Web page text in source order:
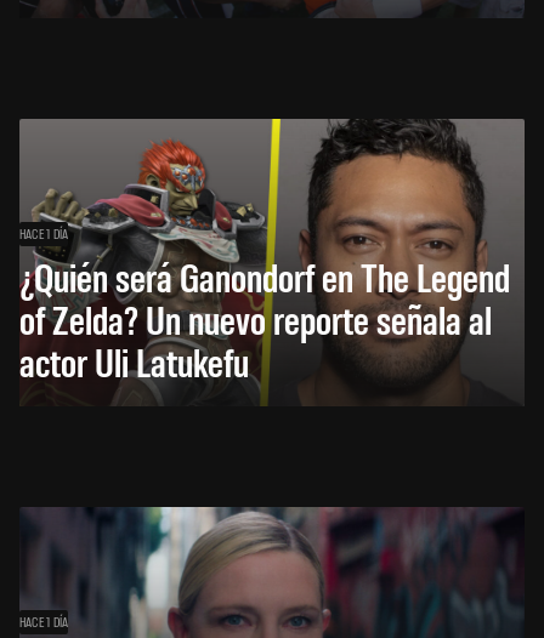
HACE 1 DÍA
¿Quién será Ganondorf en The Legend
of Zelda? Un nuevo reporte señala al
actor Uli Latukefu
HACE 1 DÍA